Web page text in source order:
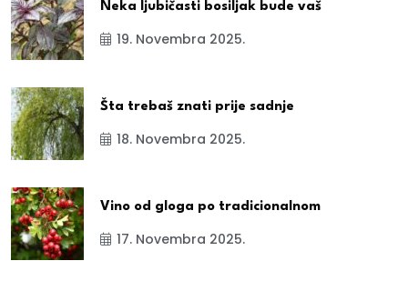
Neka ljubičasti bosiljak bude vaš
19. Novembra 2025.
Šta trebaš znati prije sadnje
18. Novembra 2025.
Vino od gloga po tradicionalnom
17. Novembra 2025.